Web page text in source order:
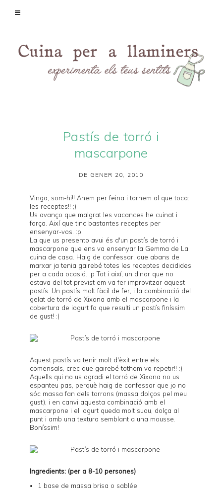
Pastís de torró i
mascarpone
DE GENER 20, 2010
Vinga, som-hi!! Anem per feina i tornem al que toca:
les receptes!! ;)
Us avanço que malgrat les vacances he cuinat i
força. Així que tinc bastantes receptes per
ensenyar-vos. :p
La que us presento avui és d'un pastís de torró i
mascarpone que ens va ensenyar la Gemma de La
cuina de casa . Haig de confessar, que abans de
marxar ja tenia gairebé totes les receptes decidides
per a cada ocasió. :p Tot i així, un dinar que no
estava del tot previst em va fer improvitzar aquest
pastís. Un pastís molt fàcil de fer, i la combinació del
gelat de torró de Xixona amb el mascarpone i la
cobertura de iogurt fa que resulti un pastís finíssim
de gust! :)
Aquest pastís va tenir molt d'èxit entre els
comensals, crec que gairebé tothom va repetir!! :)
Aquells qui no us agradi el torró de Xixona no us
espanteu pas, perquè haig de confessar que jo no
sóc massa fan dels torrons (massa dolços pel meu
gust), i en canvi aquesta combinació amb el
mascarpone i el iogurt queda molt suau, dolça al
punt i amb una textura semblant a una mousse.
Boníssim!
Ingredients: (per a 8-10 persones)
1 base de massa brisa o sablée